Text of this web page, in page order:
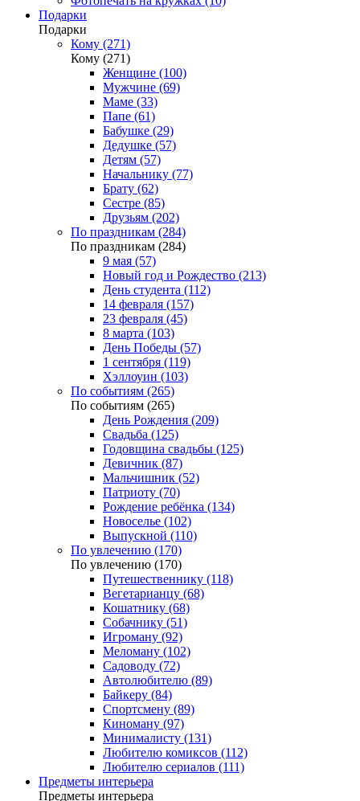
Подарки
Подарки
Кому (271)
Кому (271)
Женщине (100)
Мужчине (69)
Маме (33)
Папе (61)
Бабушке (29)
Дедушке (57)
Детям (57)
Начальнику (77)
Брату (62)
Сестре (85)
Друзьям (202)
По праздникам (284)
По праздникам (284)
9 мая (57)
Новый год и Рождество (213)
День студента (112)
14 февраля (157)
23 февраля (45)
8 марта (103)
День Победы (57)
1 сентября (119)
Хэллоуин (103)
По событиям (265)
По событиям (265)
День Рождения (209)
Свадьба (125)
Годовщина свадьбы (125)
Девичник (87)
Мальчишник (52)
Патриоту (70)
Рождение ребёнка (134)
Новоселье (102)
Выпускной (110)
По увлечению (170)
По увлечению (170)
Путешественнику (118)
Вегетарианцу (68)
Кошатнику (68)
Собачнику (51)
Игроману (92)
Меломану (102)
Садоводу (72)
Автолюбителю (89)
Байкеру (84)
Спортсмену (89)
Киноману (97)
Минималисту (131)
Любителю комиксов (112)
Любителю сериалов (111)
Предметы интерьера
Предметы интерьера